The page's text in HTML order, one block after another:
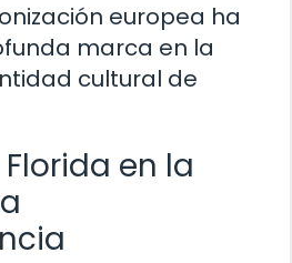
europea ha
marca en la
cultural de
en la